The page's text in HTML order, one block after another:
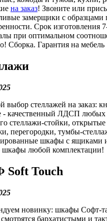
на заказ! Звоните или
замерщики с образцами
Срок изготовления
при оптимальном
Сборка. Гарантия на мебель
выбор стеллажей на заказ:
- качественный ЛДСП любых
стеллажи-стойки, открытые
перегородки, тумбы-
шкафы с ящиками
шкафы любой комплектации!
Touch
новинку: шкафы Софт-
бархатистыми и